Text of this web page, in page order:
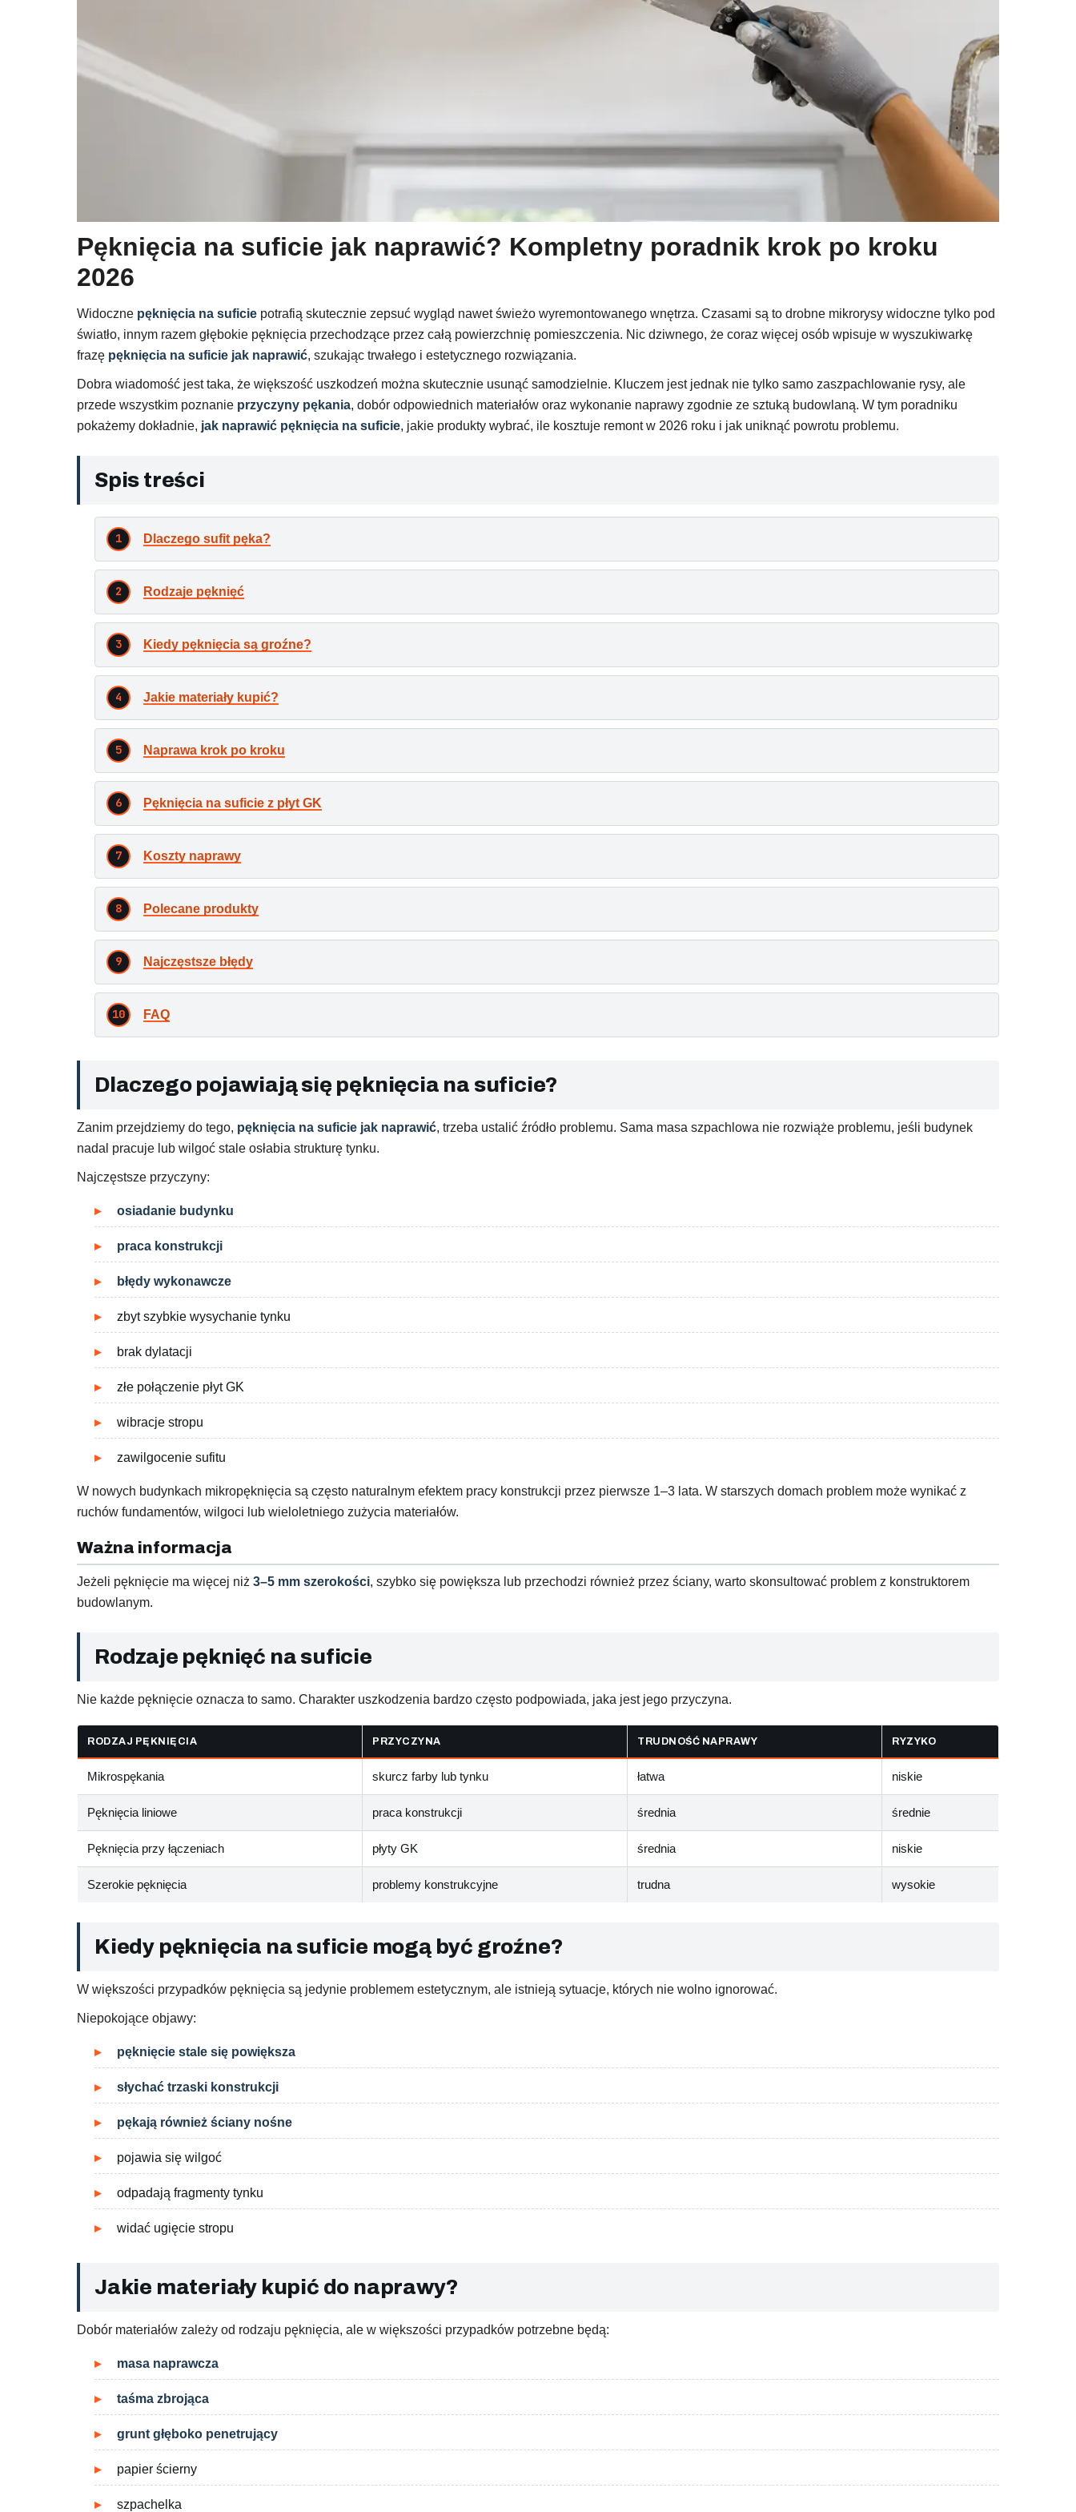
Pęknięcia na suficie jak naprawić? Kompletny poradnik krok po kroku
2026
Widoczne pęknięcia na suficie potrafią skutecznie zepsuć wygląd nawet świeżo wyremontowanego wnętrza. Czasami są to drobne mikrorysy widoczne tylko pod
światło, innym razem głębokie pęknięcia przechodzące przez całą powierzchnię pomieszczenia. Nic dziwnego, że coraz więcej osób wpisuje w wyszukiwarkę
frazę pęknięcia na suficie jak naprawić, szukając trwałego i estetycznego rozwiązania.
Dobra wiadomość jest taka, że większość uszkodzeń można skutecznie usunąć samodzielnie. Kluczem jest jednak nie tylko samo zaszpachlowanie rysy, ale
przede wszystkim poznanie przyczyny pękania, dobór odpowiednich materiałów oraz wykonanie naprawy zgodnie ze sztuką budowlaną. W tym poradniku
pokażemy dokładnie, jak naprawić pęknięcia na suficie, jakie produkty wybrać, ile kosztuje remont w 2026 roku i jak uniknąć powrotu problemu.
Spis treści
Dlaczego sufit pęka?
Rodzaje pęknięć
Kiedy pęknięcia są groźne?
Jakie materiały kupić?
Naprawa krok po kroku
Pęknięcia na suficie z płyt GK
Koszty naprawy
Polecane produkty
Najczęstsze błędy
FAQ
Dlaczego pojawiają się pęknięcia na suficie?
Zanim przejdziemy do tego, pęknięcia na suficie jak naprawić, trzeba ustalić źródło problemu. Sama masa szpachlowa nie rozwiąże problemu, jeśli budynek
nadal pracuje lub wilgoć stale osłabia strukturę tynku.
Najczęstsze przyczyny:
osiadanie budynku
praca konstrukcji
błędy wykonawcze
zbyt szybkie wysychanie tynku
brak dylatacji
złe połączenie płyt GK
wibracje stropu
zawilgocenie sufitu
W nowych budynkach mikropęknięcia są często naturalnym efektem pracy konstrukcji przez pierwsze 1–3 lata. W starszych domach problem może wynikać z
ruchów fundamentów, wilgoci lub wieloletniego zużycia materiałów.
Ważna informacja
Jeżeli pęknięcie ma więcej niż 3–5 mm szerokości, szybko się powiększa lub przechodzi również przez ściany, warto skonsultować problem z konstruktorem
budowlanym.
Rodzaje pęknięć na suficie
Nie każde pęknięcie oznacza to samo. Charakter uszkodzenia bardzo często podpowiada, jaka jest jego przyczyna.
RODZAJ PĘKNIĘCIA PRZYCZYNA TRUDNOŚĆ NAPRAWY RYZYKO
Mikrospękania skurcz farby lub tynku łatwa niskie
Pęknięcia liniowe praca konstrukcji średnia średnie
Pęknięcia przy łączeniach płyty GK średnia niskie
Szerokie pęknięcia problemy konstrukcyjne trudna wysokie
Kiedy pęknięcia na suficie mogą być groźne?
W większości przypadków pęknięcia są jedynie problemem estetycznym, ale istnieją sytuacje, których nie wolno ignorować.
Niepokojące objawy:
pęknięcie stale się powiększa
słychać trzaski konstrukcji
pękają również ściany nośne
pojawia się wilgoć
odpadają fragmenty tynku
widać ugięcie stropu
Jakie materiały kupić do naprawy?
Dobór materiałów zależy od rodzaju pęknięcia, ale w większości przypadków potrzebne będą:
masa naprawcza
taśma zbrojąca
grunt głęboko penetrujący
papier ścierny
szpachelka